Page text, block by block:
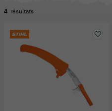
4 résultats